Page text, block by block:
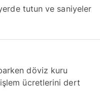
tutun ve saniyeler
döviz kuru
işlem ücretlerini dert